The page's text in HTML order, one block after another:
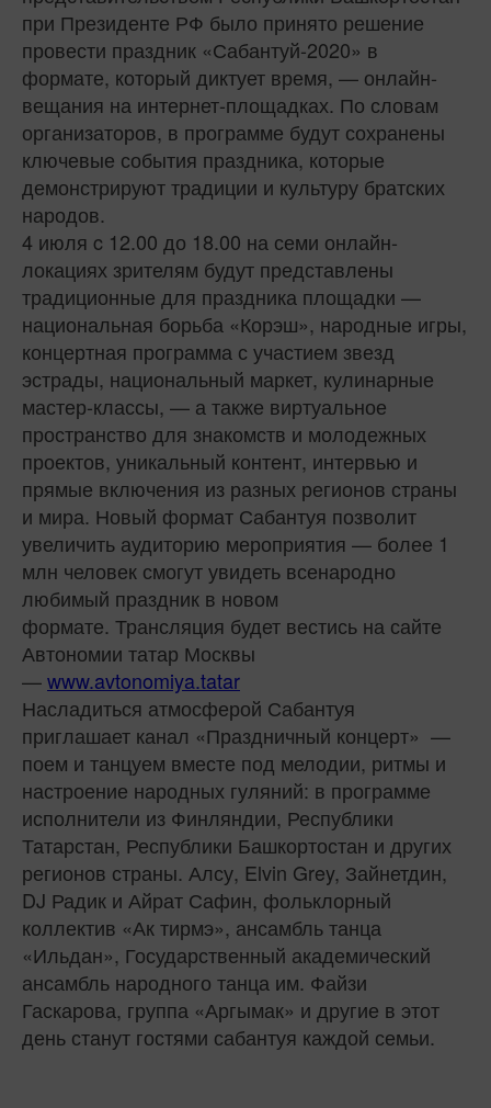
при Президенте РФ было принято решение
провести праздник «Сабантуй-2020» в
формате, который диктует время, — онлайн-
вещания на интернет-площадках. По словам
организаторов, в программе будут сохранены
ключевые события праздника, которые
демонстрируют традиции и культуру братских
народов.
4 июля c 12.00 до 18.00 на семи онлайн-
локациях зрителям будут представлены
традиционные для праздника площадки —
национальная борьба «Корэш», народные игры,
концертная программа с участием звезд
эстрады, национальный маркет, кулинарные
мастер-классы, — а также виртуальное
пространство для знакомств и молодежных
проектов, уникальный контент, интервью и
прямые включения из разных регионов страны
и мира. Новый формат Сабантуя позволит
увеличить аудиторию мероприятия — более 1
млн человек смогут увидеть всенародно
любимый праздник в новом
формате. Трансляция будет вестись на сайте
Автономии татар Москвы
—www.avtonomiya.tatar
Насладиться атмосферой Сабантуя
приглашает канал «Праздничный концерт» —
поем и танцуем вместе под мелодии, ритмы и
настроение народных гуляний: в программе
исполнители из Финляндии, Республики
Татарстан, Республики Башкортостан и других
регионов страны. Алсу, Elvin Grey, Зайнетдин,
DJ Радик и Айрат Сафин, фольклорный
коллектив «Ак тирмэ», ансамбль танца
«Ильдан», Государственный академический
ансамбль народного танца им. Файзи
Гаскарова, группа «Аргымак» и другие в этот
день станут гостями сабантуя каждой семьи.